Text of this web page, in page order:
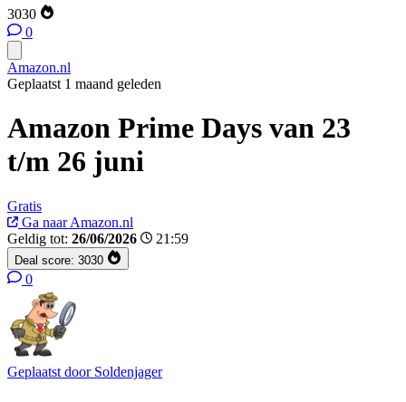
3030
0
Amazon.nl
Geplaatst 1 maand geleden
Amazon Prime Days van 23
t/m 26 juni
Gratis
Ga naar Amazon.nl
Geldig tot: 26/06/2026 21:59
Deal score: 3030
0
Geplaatst door Soldenjager